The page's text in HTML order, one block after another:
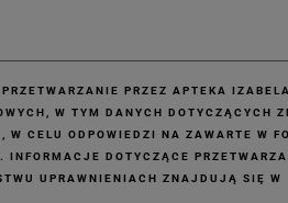
PRZEZ APTEKA
W TYM DANYCH DOTYCZĄCYCH
W CELU ODPOWIEDZI NA ZAWARTE W
DOTYCZĄCE
UPRAWNIENIACH ZNAJDUJĄ SIĘ W